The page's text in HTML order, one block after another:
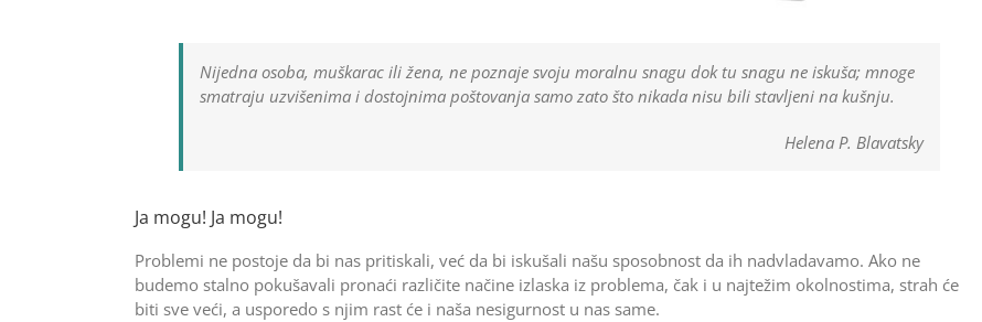
Nijedna osoba, muškarac ili žena, ne poznaje svoju moralnu snagu dok tu snagu ne iskuša; mnoge
smatraju uzvišenima i dostojnima poštovanja samo zato što nikada nisu bili sta­vljeni na kušnju.
Helena P. Blavatsky
Ja mogu! Ja mogu!
Problemi ne postoje da bi nas pritiskali, već da bi iskušali našu sposobnost da ih nadvladavamo. Ako ne
budemo stalno pokušavali pronaći različite načine izlaska iz problema, čak i u najtežim okolnostima, strah će
biti sve veći, a usporedo s njim rast će i naša nesigurnost u nas same.